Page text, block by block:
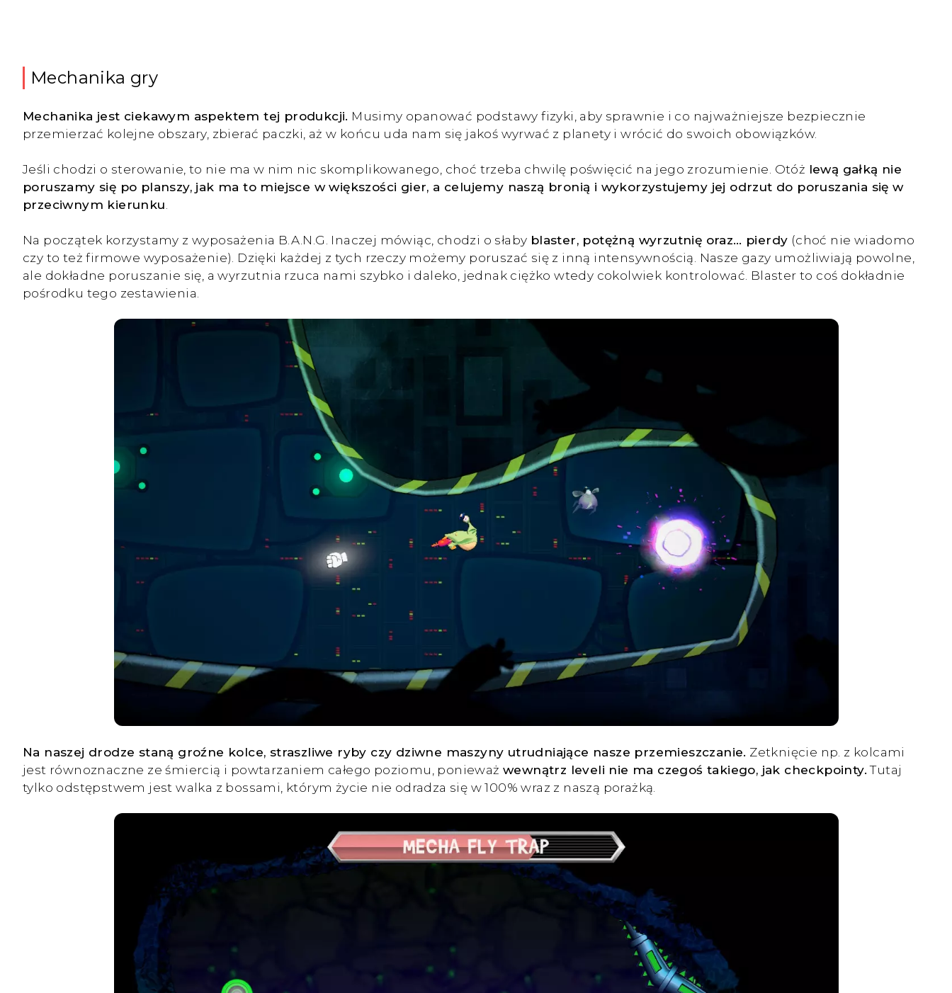
Mechanika gry
Mechanika jest ciekawym aspektem tej produkcji. Musimy opanować podstawy fizyki, aby sprawnie i co najważniejsze bezpiecznie
przemierzać kolejne obszary, zbierać paczki, aż w końcu uda nam się jakoś wyrwać z planety i wrócić do swoich obowiązków.
Jeśli chodzi o sterowanie, to nie ma w nim nic skomplikowanego, choć trzeba chwilę poświęcić na jego zrozumienie. Otóż lewą gałką nie
poruszamy się po planszy, jak ma to miejsce w większości gier, a celujemy naszą bronią i wykorzystujemy jej odrzut do poruszania się w
przeciwnym kierunku
Na początek korzystamy z wyposażenia B.A.N.G. Inaczej mówiąc, chodzi o słaby blaster, potężną wyrzutnię oraz… pierdy (choć nie wiadomo
czy to też firmowe wyposażenie). Dzięki każdej z tych rzeczy możemy poruszać się z inną intensywnością. Nasze gazy umożliwiają powolne,
ale dokładne poruszanie się, a wyrzutnia rzuca nami szybko i daleko, jednak ciężko wtedy cokolwiek kontrolować. Blaster to coś dokładnie
pośrodku tego zestawienia.
Na naszej drodze staną groźne kolce, straszliwe ryby czy dziwne maszyny utrudniające nasze przemieszczanie. Zetknięcie np. z kolcami
jest równoznaczne ze śmiercią i powtarzaniem całego poziomu, ponieważ wewnątrz leveli nie ma czegoś takiego, jak checkpointy.Tutaj
tylko odstępstwem jest walka z bossami, którym życie nie odradza się w 100% wraz z naszą porażką.